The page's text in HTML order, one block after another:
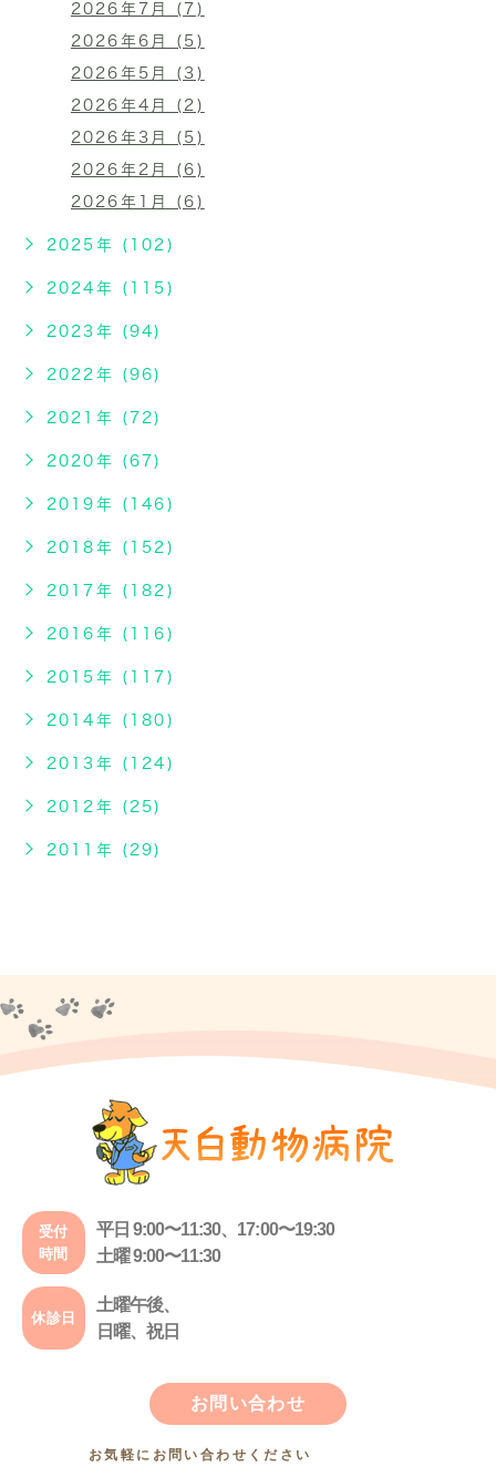
2026年7月 (7)
2026年6月 (5)
2026年5月 (3)
2026年4月 (2)
2026年3月 (5)
2026年2月 (6)
2026年1月 (6)
2025年 (102)
2024年 (115)
2023年 (94)
2022年 (96)
2021年 (72)
2020年 (67)
2019年 (146)
2018年 (152)
2017年 (182)
2016年 (116)
2015年 (117)
2014年 (180)
2013年 (124)
2012年 (25)
2011年 (29)
受付
時間
平日 9:00〜11:30、17:00〜19:30
土曜 9:00〜11:30
休診日
土曜午後、
日曜、祝日
お問い合わせ
お気軽にお問い合わせください